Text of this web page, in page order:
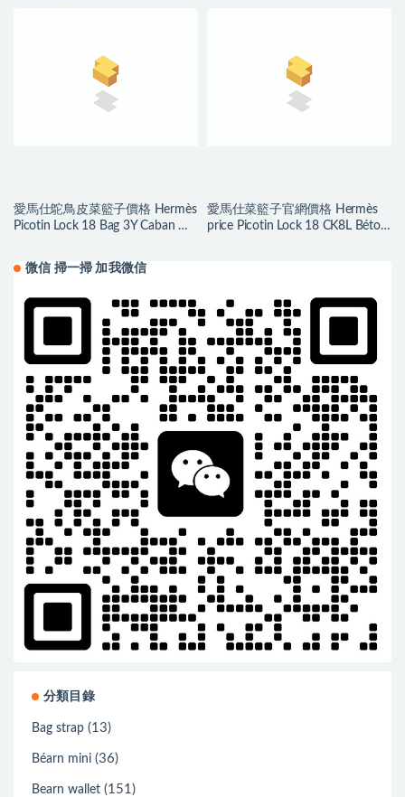
愛馬仕鴕鳥皮菜籃子價格 Hermès
Picotin Lock 18 Bag 3Y Caban 水
愛馬仕菜籃子官網價格 Hermès
price Picotin Lock 18 CK8L Béton
微信 掃一掃 加我微信
分類目錄
Bag strap (13)
Béarn mini (36)
Bearn wallet (151)